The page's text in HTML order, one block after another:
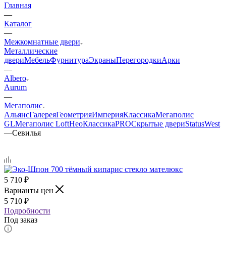
Главная
—
Каталог
—
Межкомнатные двери
Металлические
двериМебельФурнитураЭкраныПерегородкиАрки
—
Albero
Aurum
—
Мегаполис
АльянсГалереяГеометрияИмперияКлассикаМегаполис
GLМегаполис LoftНеоКлассикаPROСкрытые двериStatusWest
—Севилья
5 710 ₽
Варианты цен
5 710 ₽
Подробности
Под заказ